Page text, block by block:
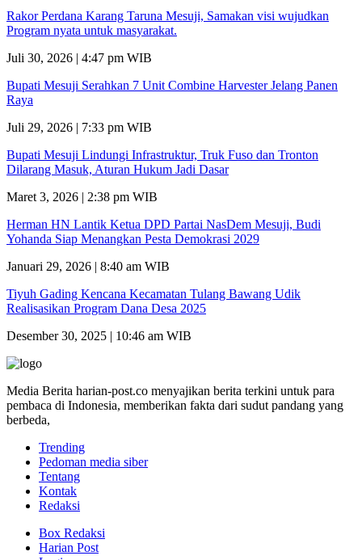
Rakor Perdana Karang Taruna Mesuji, Samakan visi wujudkan
Program nyata untuk masyarakat.
Juli 30, 2026 | 4:47 pm WIB
Bupati Mesuji Serahkan 7 Unit Combine Harvester Jelang Panen
Raya
Juli 29, 2026 | 7:33 pm WIB
Bupati Mesuji Lindungi Infrastruktur, Truk Fuso dan Tronton
Dilarang Masuk, Aturan Hukum Jadi Dasar
Maret 3, 2026 | 2:38 pm WIB
Herman HN Lantik Ketua DPD Partai NasDem Mesuji, Budi
Yohanda Siap Menangkan Pesta Demokrasi 2029
Januari 29, 2026 | 8:40 am WIB
Tiyuh Gading Kencana Kecamatan Tulang Bawang Udik
Realisasikan Program Dana Desa 2025
Desember 30, 2025 | 10:46 am WIB
Media Berita harian-post.co menyajikan berita terkini untuk para
pembaca di Indonesia, memberikan fakta dari sudut pandang yang
berbeda,
Trending
Pedoman media siber
Tentang
Kontak
Redaksi
Box Redaksi
Harian Post